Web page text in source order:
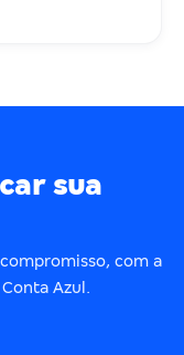
sua
com a
Azul.